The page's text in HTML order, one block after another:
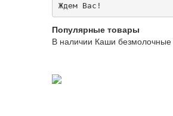
Ждем Вас!
Популярные товары
В наличии Каши безмолочные